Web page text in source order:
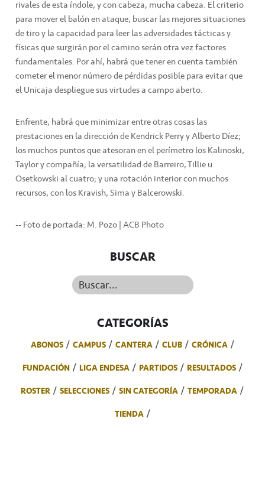
rivales de esta índole, y con cabeza, mucha cabeza. El criterio
para mover el balón en ataque, buscar las mejores situaciones
de tiro y la capacidad para leer las adversidades tácticas y
físicas que surgirán por el camino serán otra vez factores
fundamentales. Por ahí, habrá que tener en cuenta también
cometer el menor número de pérdidas posible para evitar que
el Unicaja despliegue sus virtudes a campo aberto.
Enfrente, habrá que minimizar entre otras cosas las
prestaciones en la dirección de Kendrick Perry y Alberto Díez;
los muchos puntos que atesoran en el perímetro los Kalinoski,
Taylor y compañía; la versatilidad de Barreiro, Tillie u
Osetkowski al cuatro; y una rotación interior con muchos
recursos, con los Kravish, Sima y Balcerowski.
-- Foto de portada: M. Pozo | ACB Photo
BUSCAR
Buscar...
CATEGORÍAS
ABONOS CAMPUS CANTERA CLUB
CRÓNICA
FUNDACIÓN
LIGA ENDESA PARTIDOS
RESULTADOS
ROSTER
SELECCIONES SIN CATEGORÍA
TEMPORADA
TIENDA